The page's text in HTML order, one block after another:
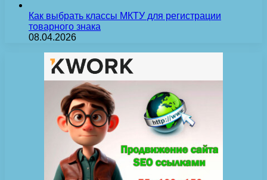
Как выбрать классы МКТУ для регистрации
товарного знака
08.04.2026